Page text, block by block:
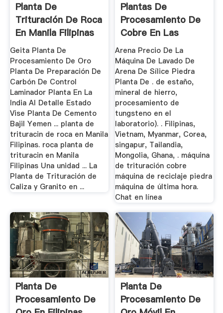
Planta De
Trituración De Roca
En Manila Filipinas
Geita Planta De
Procesamiento De Oro
Planta De Preparación De
Carbón De Control
Laminador Planta En La
India Al Detalle Estado
Vise Planta De Cemento
Bajil Yemen ... planta de
trituracin de roca en Manila
Filipinas. roca planta de
trituracin en Manila
Filipinas Una unidad ... La
Planta de Trituración de
Caliza y Granito en ...
Plantas De
Procesamiento De
Cobre En Las
Filipinas
Arena Precio De La
Máquina De Lavado De
Arena De Sílice Piedra
Planta De . de estaño,
mineral de hierro,
procesamiento de
tungsteno en el
laboratorio). . Filipinas,
Vietnam, Myanmar, Corea,
singapur, Tailandia,
Mongolia, Ghana, . máquina
de trituración cobre
máquina de reciclaje piedra
máquina de última hora.
Chat en línea
Planta De
Procesamiento De
Planta De
Procesamiento De